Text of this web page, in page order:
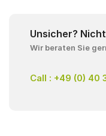
Unsicher?
Wir beraten Sie
Call : +49 (0) 40